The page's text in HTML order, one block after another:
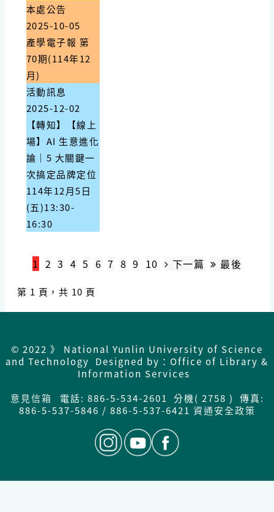
本處公告
2025-10-05
產學電子報 第
70期(114年12
月)
活動訊息
2025-12-02
【轉知】【線上
場】AI 生意進化
論｜5 大關鍵一
次搞定品牌定位
114年12月5日
(五)13:30-
16:30
1 2 3 4 5 6 7 8 9 10 下一篇 最後
第 1 頁，共 10 頁
© 2022 》 National Yunlin University of Science
and Technology Designed by：Office of Library &
Information Services
意見信箱
電話: 886-5-534-2601 分機( 2758 ) 傳真:
886-5-537-5846 / 886-5-537-6421 資通安全政策